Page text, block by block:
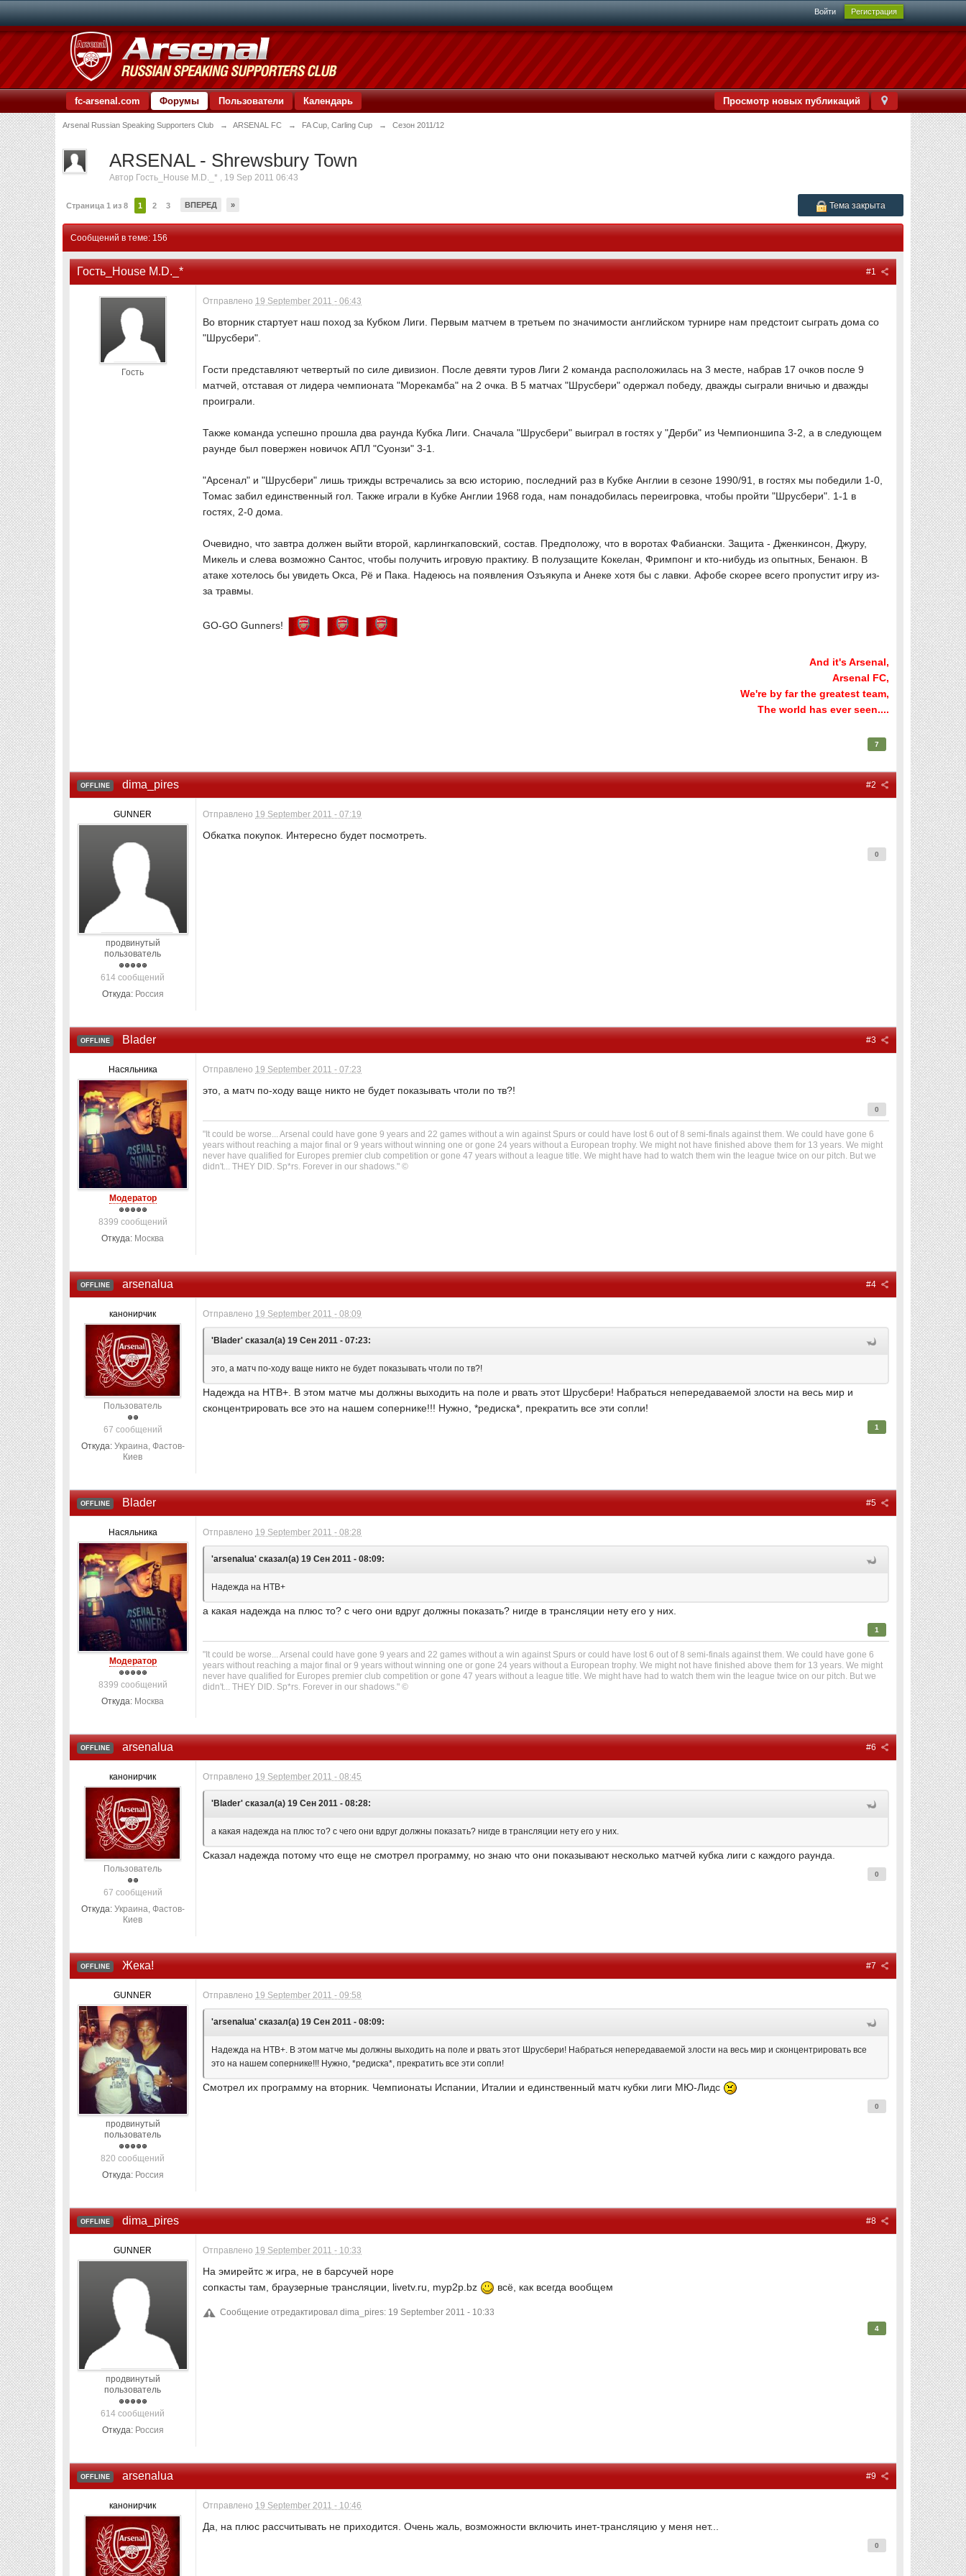
Войти Регистрация
Просмотр новых публикаций
fc-arsenal.com Форумы Пользователи Календарь
Arsenal Russian Speaking Supporters Club → ARSENAL FC → FA Cup, Carling Cup → Сезон 2011/12
ARSENAL - Shrewsbury Town
Автор Гость_House M.D._* , 19 Sep 2011 06:43
Страница 1 из 8 1 2 3 ВПЕРЕД » Тема закрыта
Сообщений в теме: 156
#1
Гость_House M.D._*
Гость
Отправлено 19 September 2011 - 06:43
Во вторник стартует наш поход за Кубком Лиги. Первым матчем в третьем по значимости английском турнире нам предстоит сыграть дома со
"Шрусбери".
Гости представляют четвертый по силе дивизион. После девяти туров Лиги 2 команда расположилась на 3 месте, набрав 17 очков после 9
матчей, отставая от лидера чемпионата "Морекамба" на 2 очка. В 5 матчах "Шрусбери" одержал победу, дважды сыграли вничью и дважды
проиграли.
Также команда успешно прошла два раунда Кубка Лиги. Сначала "Шрусбери" выиграл в гостях у "Дерби" из Чемпионшипа 3-2, а в следующем
раунде был повержен новичок АПЛ "Суонзи" 3-1.
"Арсенал" и "Шрусбери" лишь трижды встречались за всю историю, последний раз в Кубке Англии в сезоне 1990/91, в гостях мы победили 1-0,
Томас забил единственный гол. Также играли в Кубке Англии 1968 года, нам понадобилась переигровка, чтобы пройти "Шрусбери". 1-1 в
гостях, 2-0 дома.
Очевидно, что завтра должен выйти второй, карлингкаповский, состав. Предположу, что в воротах Фабиански. Защита - Дженкинсон, Джуру,
Микель и слева возможно Сантос, чтобы получить игровую практику. В полузащите Кокелан, Фримпонг и кто-нибудь из опытных, Бенаюн. В
атаке хотелось бы увидеть Окса, Рё и Пака. Надеюсь на появления Озъякупа и Анеке хотя бы с лавки. Афобе скорее всего пропустит игру из-
за травмы.
GO-GO Gunners!
And it's Arsenal,
Arsenal FC,
We're by far the greatest team,
The world has ever seen....
7
#2
OFFLINE dima_pires
GUNNER
продвинутый
пользователь
614 сообщений
Откуда: Россия
Отправлено 19 September 2011 - 07:19
Обкатка покупок. Интересно будет посмотреть.
0
#3
OFFLINE Blader
Насяльника
Модератор
8399 сообщений
Откуда: Москва
Отправлено 19 September 2011 - 07:23
это, а матч по-ходу ваще никто не будет показывать чтоли по тв?!
0
"It could be worse... Arsenal could have gone 9 years and 22 games without a win against Spurs or could have lost 6 out of 8 semi-finals against them. We could have gone 6
years without reaching a major final or 9 years without winning one or gone 24 years without a European trophy. We might not have finished above them for 13 years. We might
never have qualified for Europes premier club competition or gone 47 years without a league title. We might have had to watch them win the league twice on our pitch. But we
didn't... THEY DID. Sp*rs. Forever in our shadows." ©
#4
OFFLINE arsenalua
канонирчик
Пользователь
67 сообщений
Откуда: Украина, Фастов-
Киев
Отправлено 19 September 2011 - 08:09
'Blader' сказал(а) 19 Сен 2011 - 07:23:
это, а матч по-ходу ваще никто не будет показывать чтоли по тв?!
Надежда на НТВ+. В этом матче мы должны выходить на поле и рвать этот Шрусбери! Набраться непередаваемой злости на весь мир и
сконцентрировать все это на нашем сопернике!!! Нужно, *редиска*, прекратить все эти сопли!
1
#5
OFFLINE Blader
Насяльника
Модератор
8399 сообщений
Откуда: Москва
Отправлено 19 September 2011 - 08:28
'arsenalua' сказал(а) 19 Сен 2011 - 08:09:
Надежда на НТВ+
а какая надежда на плюс то? с чего они вдруг должны показать? нигде в трансляции нету его у них.
1
"It could be worse... Arsenal could have gone 9 years and 22 games without a win against Spurs or could have lost 6 out of 8 semi-finals against them. We could have gone 6
years without reaching a major final or 9 years without winning one or gone 24 years without a European trophy. We might not have finished above them for 13 years. We might
never have qualified for Europes premier club competition or gone 47 years without a league title. We might have had to watch them win the league twice on our pitch. But we
didn't... THEY DID. Sp*rs. Forever in our shadows." ©
#6
OFFLINE arsenalua
канонирчик
Пользователь
67 сообщений
Откуда: Украина, Фастов-
Киев
Отправлено 19 September 2011 - 08:45
'Blader' сказал(а) 19 Сен 2011 - 08:28:
а какая надежда на плюс то? с чего они вдруг должны показать? нигде в трансляции нету его у них.
Сказал надежда потому что еще не смотрел программу, но знаю что они показывают несколько матчей кубка лиги с каждого раунда.
0
#7
OFFLINE Жека!
GUNNER
продвинутый
пользователь
820 сообщений
Откуда: Россия
Отправлено 19 September 2011 - 09:58
'arsenalua' сказал(а) 19 Сен 2011 - 08:09:
Надежда на НТВ+. В этом матче мы должны выходить на поле и рвать этот Шрусбери! Набраться непередаваемой злости на весь мир и сконцентрировать все
это на нашем сопернике!!! Нужно, *редиска*, прекратить все эти сопли!
Смотрел их программу на вторник. Чемпионаты Испании, Италии и единственный матч кубки лиги МЮ-Лидс
0
#8
OFFLINE dima_pires
GUNNER
продвинутый
пользователь
614 сообщений
Откуда: Россия
Отправлено 19 September 2011 - 10:33
На эмирейтс ж игра, не в барсучей норе
сопкасты там, браузерные трансляции, livetv.ru, myp2p.bz
всё, как всегда вообщем
Сообщение отредактировал dima_pires: 19 September 2011 - 10:33
4
#9
OFFLINE arsenalua
канонирчик Отправлено 19 September 2011 - 10:46
Да, на плюс рассчитывать не приходится. Очень жаль, возможности включить инет-трансляцию у меня нет...
0